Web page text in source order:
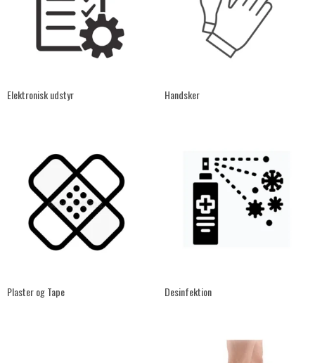
Elektronisk udstyr Handsker
Plaster og Tape Desinfektion